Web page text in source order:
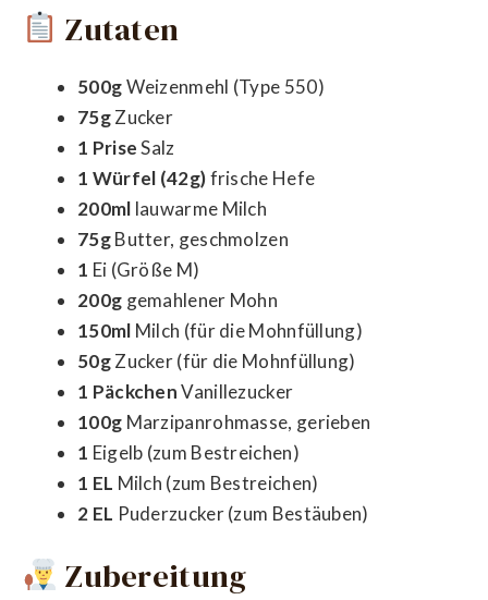
Zutaten
500gWeizenmehl (Type 550)
75gZucker
1 PriseSalz
1 Würfel (42g)frische Hefe
200ml lauwarme Milch
75gButter, geschmolzen
1 Ei (Größe M)
200g gemahlener Mohn
150ml Milch (für die Mohnfüllung)
50gZucker (für die Mohnfüllung)
1 PäckchenVanillezucker
100g Marzipanrohmasse, gerieben
1 Eigelb (zum Bestreichen)
1 EL Milch (zum Bestreichen)
2 EL Puderzucker (zum Bestäuben)
Zubereitung